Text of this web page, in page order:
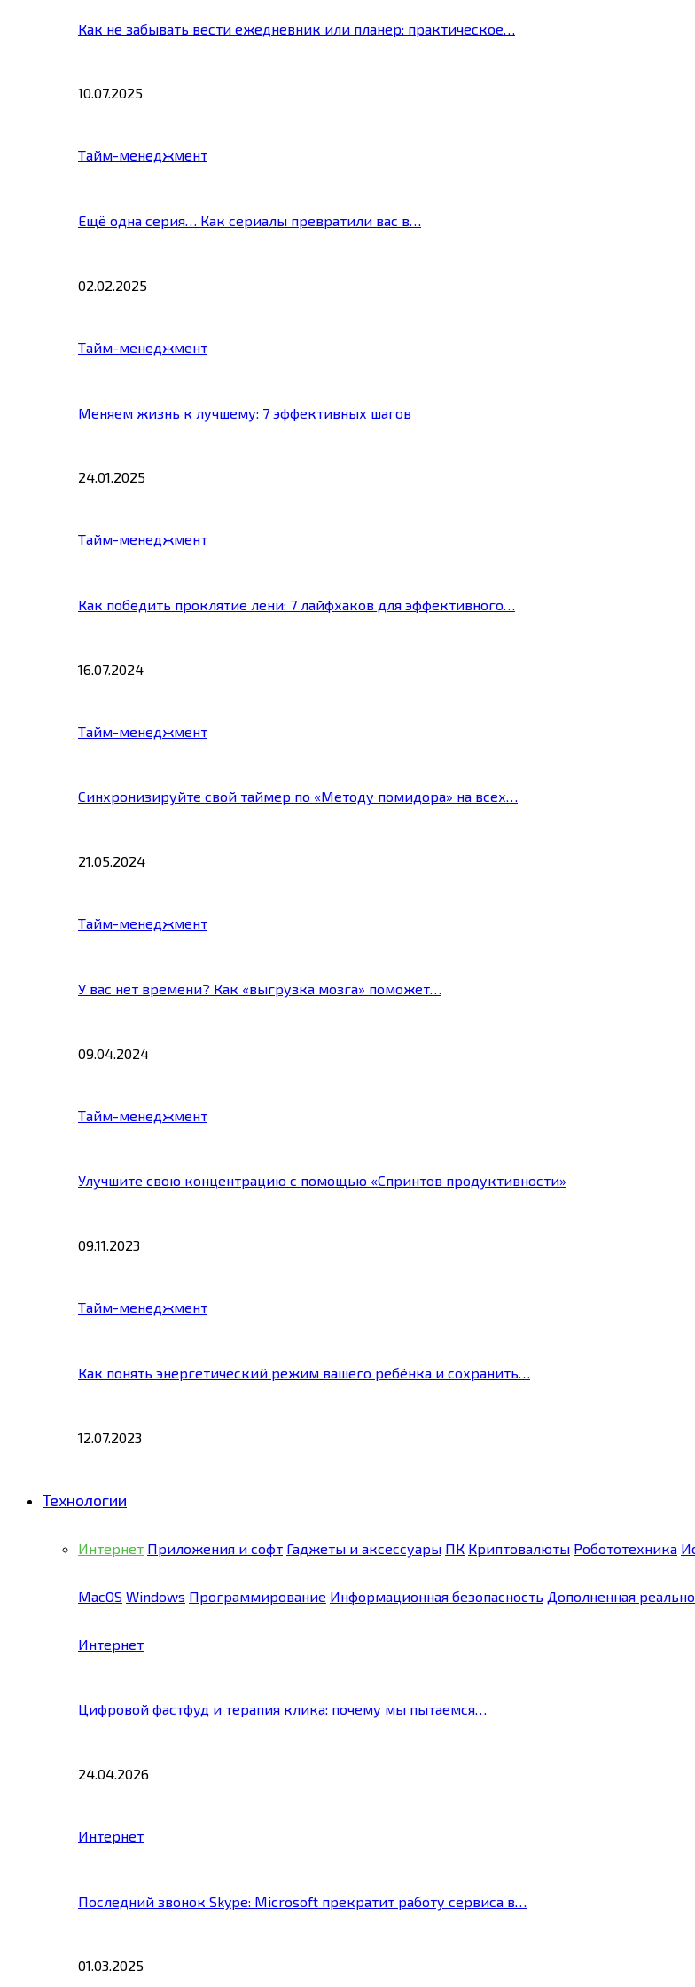
Как не забывать вести ежедневник или планер: практическое…
10.07.2025
Тайм-менеджмент
Ещё одна серия… Как сериалы превратили вас в…
02.02.2025
Тайм-менеджмент
Меняем жизнь к лучшему: 7 эффективных шагов
24.01.2025
Тайм-менеджмент
Как победить проклятие лени: 7 лайфхаков для эффективного…
16.07.2024
Тайм-менеджмент
Синхронизируйте свой таймер по «Методу помидора» на всех…
21.05.2024
Тайм-менеджмент
У вас нет времени? Как «выгрузка мозга» поможет…
09.04.2024
Тайм-менеджмент
Улучшите свою концентрацию с помощью «Спринтов продуктивности»
09.11.2023
Тайм-менеджмент
Как понять энергетический режим вашего ребёнка и сохранить…
12.07.2023
Технологии
Интернет Приложения и софт Гаджеты и аксессуары ПК Криптовалюты Робототехника
MacOS Windows Программирование Информационная безопасность Дополненная
Интернет
Цифровой фастфуд и терапия клика: почему мы пытаемся…
24.04.2026
Интернет
Последний звонок Skype: Microsoft прекратит работу сервиса в…
01.03.2025